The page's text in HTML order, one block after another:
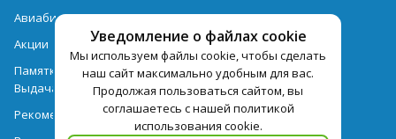
Уведомление о файлах cookie
Мы используем файлы cookie, чтобы сделать
наш сайт максимально удобным для вас.
Продолжая пользоваться сайтом, вы
соглашаетесь с нашей политикой
использования cookie.
Авиабилеты
Акции
Памятка для туристов
Выдача документов
Рекомендации